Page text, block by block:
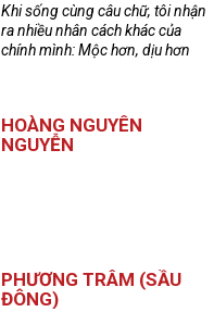
Khi sống cùng câu chữ, tôi nhận
ra nhiều nhân cách khác của
chính mình: Mộc hơn, dịu hơn
HOÀNG NGUYÊN
NGUYỄN
PHƯƠNG TRÂM (SẦU
ĐÔNG)